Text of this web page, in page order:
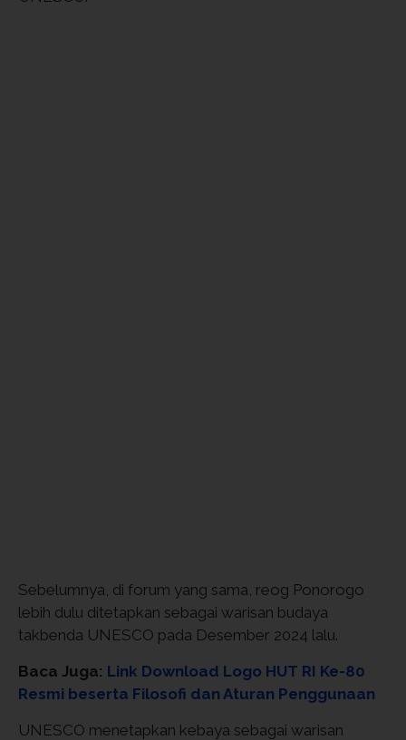
Sebelumnya, di forum yang sama, reog Ponorogo
lebih dulu ditetapkan sebagai warisan budaya
takbenda UNESCO pada Desember 2024 lalu.
Baca Juga: Link Download Logo HUT RI Ke-80
Resmi beserta Filosofi dan Aturan Penggunaan
UNESCO menetapkan kebaya sebagai warisan